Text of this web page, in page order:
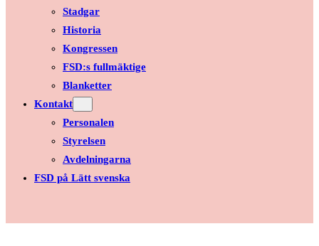
Stadgar
Historia
Kongressen
FSD:s fullmäktige
Blanketter
Kontakt
Personalen
Styrelsen
Avdelningarna
FSD på Lätt svenska